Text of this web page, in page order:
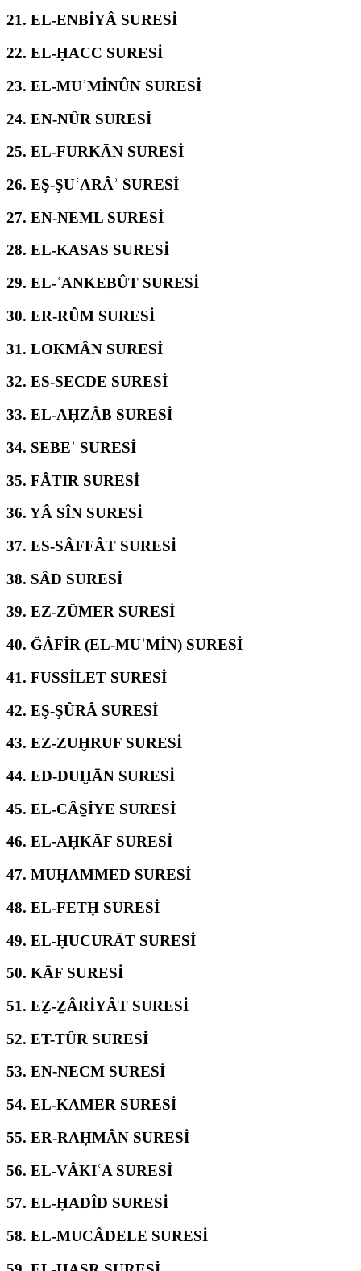
21. EL-ENBİYÂ SURESİ
22. EL-ḤACC SURESİ
23. EL-MUʾMİNÛN SURESİ
24. EN-NÛR SURESİ
25. EL-FURKĀN SURESİ
26. EŞ-ŞUʿARÂʾ SURESİ
27. EN-NEML SURESİ
28. EL-KASAS SURESİ
29. EL-ʿANKEBÛT SURESİ
30. ER-RÛM SURESİ
31. LOKMÂN SURESİ
32. ES-SECDE SURESİ
33. EL-AḤZÂB SURESİ
34. SEBEʾ SURESİ
35. FÂTIR SURESİ
36. YÂ SÎN SURESİ
37. ES-SÂFFÂT SURESİ
38. SÂD SURESİ
39. EZ-ZÜMER SURESİ
40. ĞÂFİR (EL-MUʾMİN) SURESİ
41. FUSSİLET SURESİ
42. EŞ-ŞÛRÂ SURESİ
43. EZ-ZUḪRUF SURESİ
44. ED-DUḪĀN SURESİ
45. EL-CÂS̱İYE SURESİ
46. EL-AḤKĀF SURESİ
47. MUḤAMMED SURESİ
48. EL-FETḤ SURESİ
49. EL-ḤUCURĀT SURESİ
50. KĀF SURESİ
51. EẔ-ẔÂRİYÂT SURESİ
52. ET-TÛR SURESİ
53. EN-NECM SURESİ
54. EL-KAMER SURESİ
55. ER-RAḤMÂN SURESİ
56. EL-VÂKIʿA SURESİ
57. EL-ḤADÎD SURESİ
58. EL-MUCÂDELE SURESİ